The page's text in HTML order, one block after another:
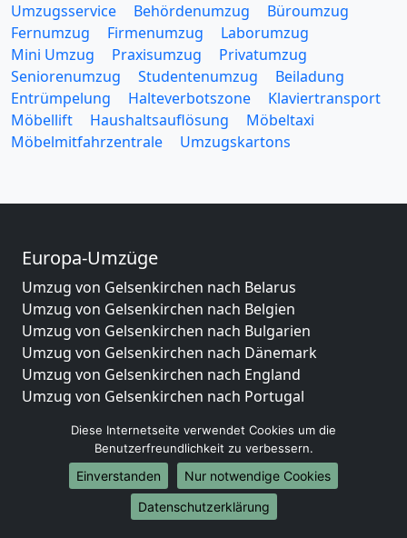
Umzugsservice Behördenumzug
Büroumzug
Fernumzug
Firmenumzug
Laborumzug
Mini Umzug
Praxisumzug
Privatumzug
Seniorenumzug
Studentenumzug
Beiladung
Entrümpelung
Halteverbotszone
Klaviertransport
Möbellift
Haushaltsauflösung
Möbeltaxi
Möbelmitfahrzentrale
Umzugskartons
Europa-Umzüge
Umzug von Gelsenkirchen nach Belarus
Umzug von Gelsenkirchen nach Belgien
Umzug von Gelsenkirchen nach Bulgarien
Umzug von Gelsenkirchen nach Dänemark
Umzug von Gelsenkirchen nach England
Umzug von Gelsenkirchen nach Portugal
und Herzegowina
Umzug von Gelsenkirchen nach Irland
Umzug von Gelsenkirchen nach Lettland
Umzug von Gelsenkirchen nach Zypern
Diese Internetseite verwendet Cookies um die
Benutzerfreundlichkeit zu verbessern.
Einverstanden
Nur notwendige Cookies
Datenschutzerklärung